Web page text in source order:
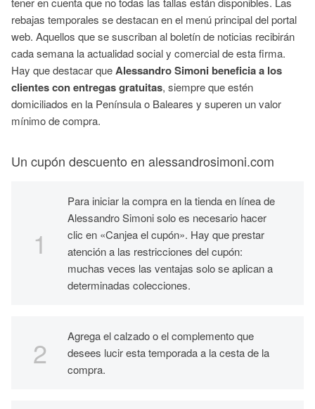
rebajas temporales se destacan en el menú principal del portal
web. Aquellos que se suscriban al boletín de noticias recibirán
cada semana la actualidad social y comercial de esta firma.
Hay que destacar queAlessandro Simoni beneficia a los
clientes con entregas gratuitas, siempre que estén
domiciliados en la Península o Baleares y superen un valor
mínimo de compra.
Un cupón descuento en alessandrosimoni.com
Para iniciar la compra en la tienda en línea de
Alessandro Simoni solo es necesario hacer
clic en «Canjea el cupón». Hay que prestar
atención a las restricciones del cupón:
muchas veces las ventajas solo se aplican a
determinadas colecciones.
Agrega el calzado o el complemento que
desees lucir esta temporada a la cesta de la
compra.